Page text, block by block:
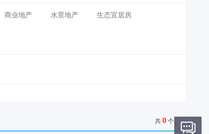
商业地产 水景地产 生态宜居房
共 0 个楼盘